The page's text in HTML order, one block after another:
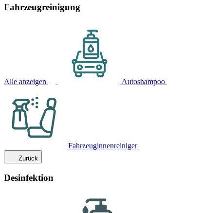
Fahrzeugreinigung
Alle anzeigen Autoshampoo
Fahrzeuginnenreiniger
Zurück
Desinfektion